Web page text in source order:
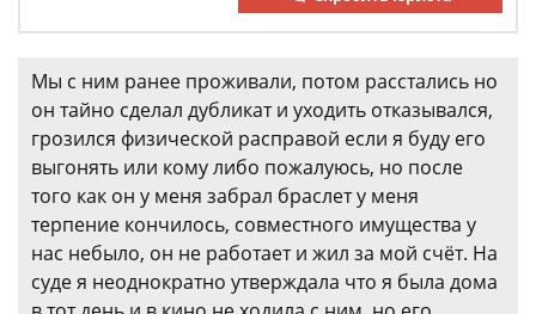
Мы с ним ранее проживали, потом расстались но
он тайно сделал дубликат и уходить отказывался,
грозился физической расправой если я буду его
выгонять или кому либо пожалуюсь, но после
того как он у меня забрал браслет у меня
терпение кончилось, совместного имущества у
нас небыло, он не работает и жил за мой счёт. На
суде я неоднократно утверждала что я была дома